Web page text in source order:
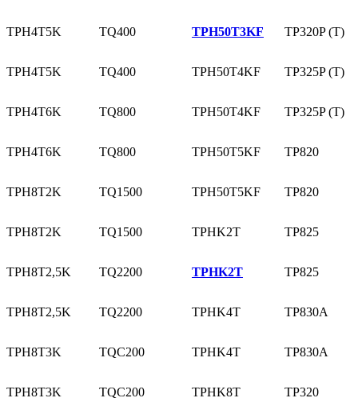
TPH4T5K TQ400 TPH50T3KF TP320P (T)
TPH4T5K TQ400 TPH50T4KF TP325P (T)
TPH4T6K TQ800 TPH50T4KF TP325P (T)
TPH4T6K TQ800 TPH50T5KF TP820
TPH8T2K TQ1500 TPH50T5KF TP820
TPH8T2K TQ1500 TPHK2T TP825
TPH8T2,5K TQ2200 TPHK2T TP825
TPH8T2,5K TQ2200 TPHK4T TP830A
TPH8T3K TQC200 TPHK4T TP830A
TPH8T3K TQC200 TPHK8T TP320